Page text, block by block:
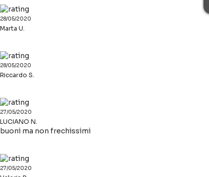
28/05/2020
Marta U.
28/05/2020
Riccardo S.
27/05/2020
LUCIANO N.
buoni ma non frechissimi
27/05/2020